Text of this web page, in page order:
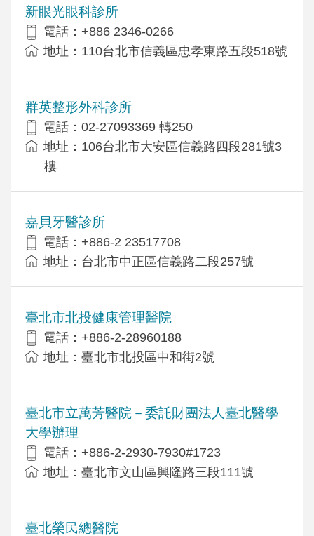
新眼光眼科診所
電話：+886 2346-0266
地址：110台北市信義區忠孝東路五段518號
群英整形外科診所
電話：02-27093369 轉250
地址：106台北市大安區信義路四段281號3
樓
嘉貝牙醫診所
電話：+886-2 23517708
地址：台北市中正區信義路二段257號
臺北市北投健康管理醫院
電話：+886-2-28960188
地址：臺北市北投區中和街2號
臺北市立萬芳醫院－委託財團法人臺北醫學
大學辦理
電話：+886-2-2930-7930#1723
地址：臺北市文山區興隆路三段111號
臺北榮民總醫院